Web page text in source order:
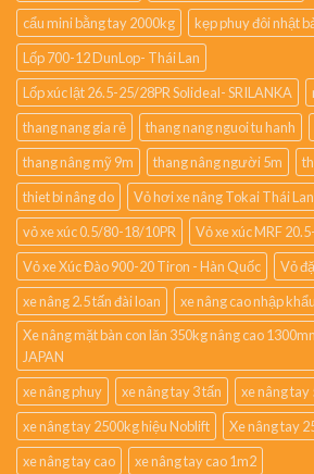
cẩu mini bằng tay 2000kg
kẹp phuy đôi nhật
Lốp 700-12 DunLop- Thái Lan
Lốp xúc lật 26.5-25/28PR Solideal- SRILANKA
thang nang gia rẻ
thang nang nguoi tu hanh
thang nâng mỹ 9m
thang nâng người 5m
thiet bi nâng do
Vỏ hơi xe nâng Tokai Thái
vỏ xe xúc 0.5/80-18/10PR
Vỏ xe xúc MRF
Vỏ xe Xúc Đào 900-20 Tiron - Hàn Quốc
Vỏ
xe nâng 2.5 tấn đài loan
xe nâng cao nhập khẩu
Xe nâng mặt bàn con lăn 350kg nâng cao
JAPAN
xe nâng phuy
xe nâng tay 3 tấn
xe nâng tay
xe nâng tay 2500kg hiệu Noblift
Xe nâng tay
xe nâng tay cao
xe nâng tay cao 1m2